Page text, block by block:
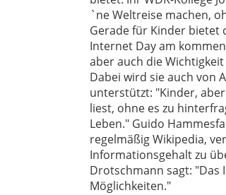
`ne Weltreise machen,
Gerade für Kinder bietet
Internet Day am
aber auch die
Dabei wird sie auch von
unterstützt: "Kinder,
liest, ohne es zu
Leben." Guido
regelmäßig Wikipedia,
Informationsgehalt zu
Drotschmann sagt: "Das
Möglichkeiten."